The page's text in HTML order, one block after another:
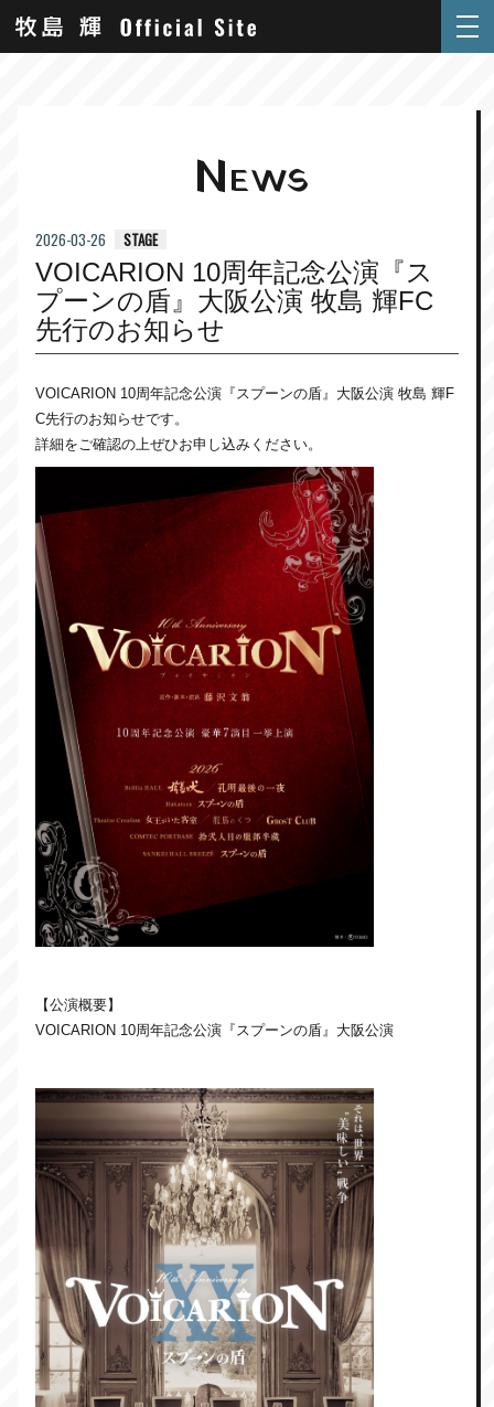
NEWS
2026-03-26 STAGE
VOICARION 10周年記念公演『ス
プーンの盾』大阪公演 牧島 輝FC
先行のお知らせ
VOICARION 10周年記念公演『スプーンの盾』大阪公演 牧島 輝F
C先行のお知らせです。
詳細をご確認の上ぜひお申し込みください。
【公演概要】
VOICARION 10周年記念公演『スプーンの盾』大阪公演